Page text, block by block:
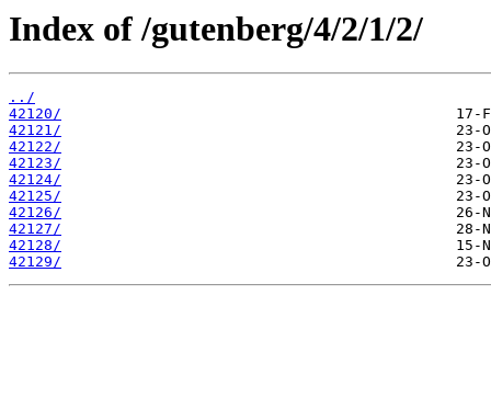
Index of /gutenberg/4/2/1/2/
../
42120/
42121/
42122/
42123/
42124/
42125/
42126/
42127/
42128/
42129/